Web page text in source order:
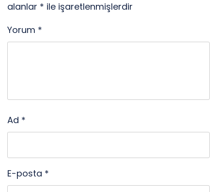
alanlar * ile işaretlenmişlerdir
Yorum *
Ad *
E-posta *